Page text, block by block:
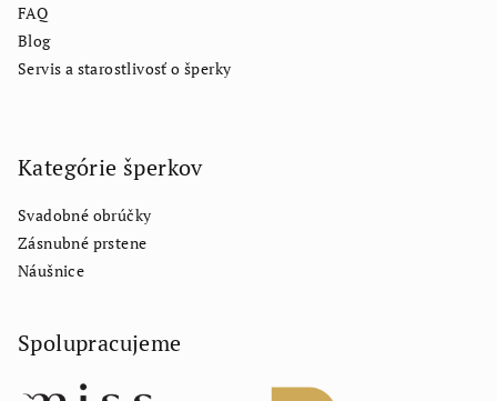
FAQ
Blog
Servis a starostlivosť o šperky
Kategórie šperkov
Svadobné obrúčky
Zásnubné prstene
Náušnice
Spolupracujeme